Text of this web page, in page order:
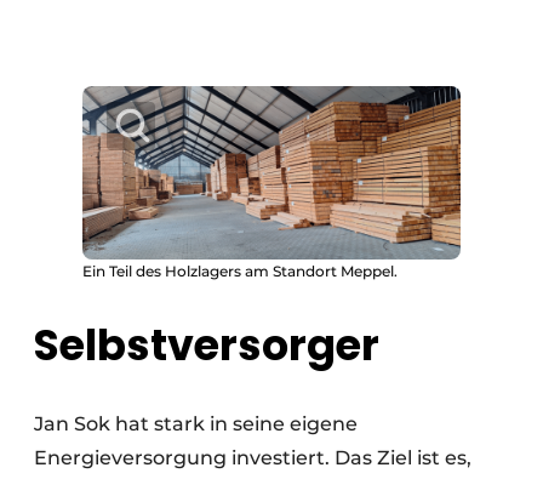
Ein Teil des Holzlagers am Standort Meppel.
Selbstversorger
Jan Sok hat stark in seine eigene
Energieversorgung investiert. Das Ziel ist es,